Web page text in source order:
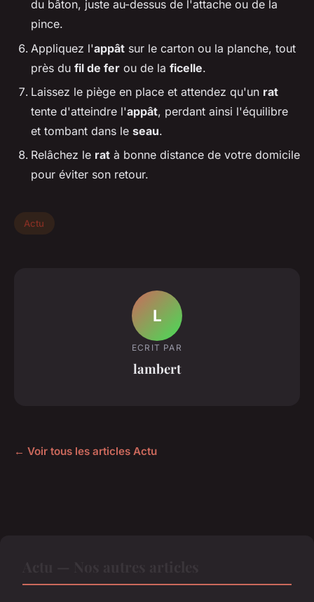
du bâton, juste au-dessus de l'attache ou de la
pince.
Appliquez l'appât sur le carton ou la planche, tout
près du fil de fer ou de la ficelle.
Laissez le piège en place et attendez qu'un rat
tente d'atteindre l'appât, perdant ainsi l'équilibre
et tombant dans le seau.
Relâchez le rat à bonne distance de votre domicile
pour éviter son retour.
Actu
L
ECRIT PAR
lambert
← Voir tous les articles Actu